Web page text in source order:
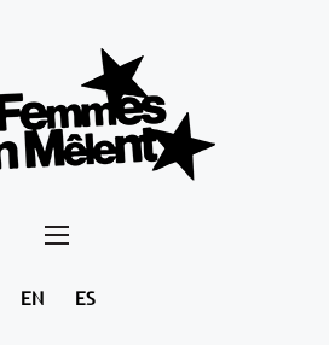
EN ES